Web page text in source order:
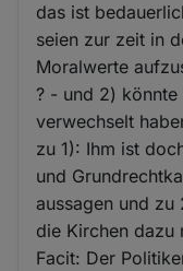
das ist
seien zur zeit in
Moralwerte
? - und 2)
verwechselt
zu 1): Ihm ist
und
aussagen und
die Kirchen dazu
Facit: Der